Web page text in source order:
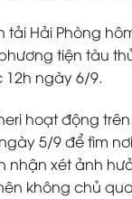
tải Hải Phòng
tiện tàu
12h ngày 6/9.
hoạt động trên
5/9 để tìm
nhận xét ảnh
không chủ